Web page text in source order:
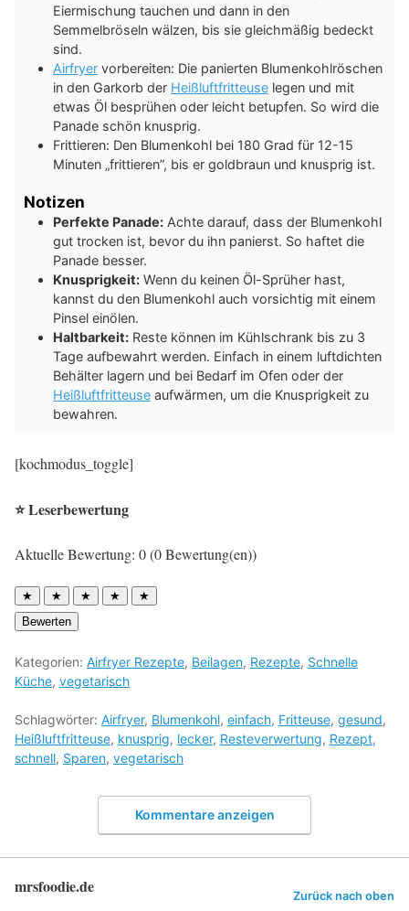
Eiermischung tauchen und dann in den
Semmelbröseln wälzen, bis sie gleichmäßig bedeckt
sind.
Airfryer vorbereiten: Die panierten Blumenkohlröschen
in den Garkorb der Heißluftfritteuse legen und mit
etwas Öl besprühen oder leicht betupfen. So wird die
Panade schön knusprig.
Frittieren: Den Blumenkohl bei 180 Grad für 12-15
Minuten „frittieren”, bis er goldbraun und knusprig ist.
Notizen
Perfekte Panade: Achte darauf, dass der Blumenkohl
gut trocken ist, bevor du ihn panierst. So haftet die
Panade besser.
Knusprigkeit: Wenn du keinen Öl-Sprüher hast,
kannst du den Blumenkohl auch vorsichtig mit einem
Pinsel einölen.
Haltbarkeit: Reste können im Kühlschrank bis zu 3
Tage aufbewahrt werden. Einfach in einem luftdichten
Behälter lagern und bei Bedarf im Ofen oder der
Heißluftfritteuse aufwärmen, um die Knusprigkeit zu
bewahren.
[kochmodus_toggle]
⭐ Leserbewertung
Aktuelle Bewertung: 0 (0 Bewertung(en))
★ ★ ★ ★
★
Bewerten
Kategorien: Airfryer Rezepte, Beilagen, Rezepte, Schnelle
Küche, vegetarisch
Schlagwörter: Airfryer, Blumenkohl, einfach, Fritteuse, gesund,
Heißluftfritteuse, knusprig, lecker, Resteverwertung, Rezept,
schnell, Sparen, vegetarisch
Kommentare anzeigen
mrsfoodie.de Zurück nach oben